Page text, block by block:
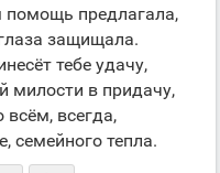
помощь предлагала,
защищала.
тебе удачу,
милости в придачу,
всём, всегда,
семейного тепла.